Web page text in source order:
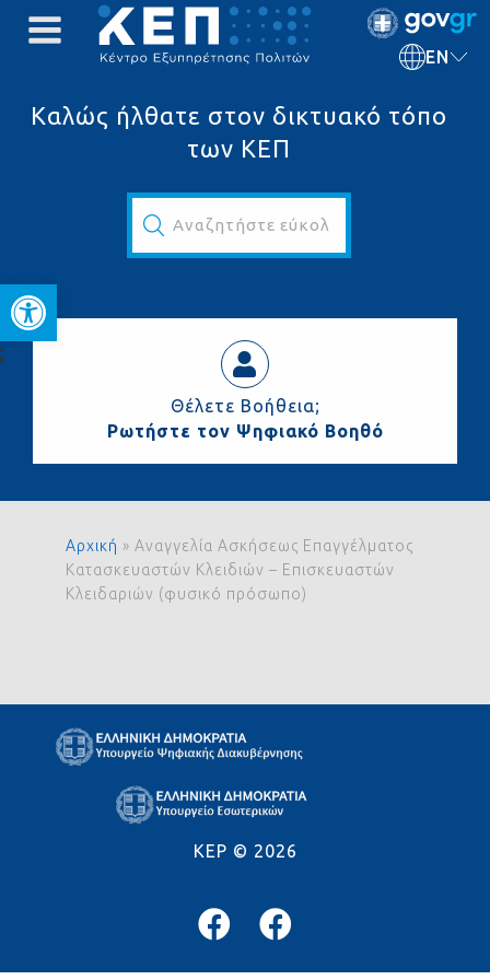
Open toolbar
EN
Καλώς ήλθατε στον δικτυακό τόπο
των ΚΕΠ
Αναζητήστε εύκολα και γρήγορα...
Θέλετε Βοήθεια;
Ρωτήστε τον Ψηφιακό Βοηθό
Αρχική » Αναγγελία Ασκήσεως Επαγγέλματος
Κατασκευαστών Κλειδιών – Επισκευαστών
Κλειδαριών (φυσικό πρόσωπο)
KEP © 2026